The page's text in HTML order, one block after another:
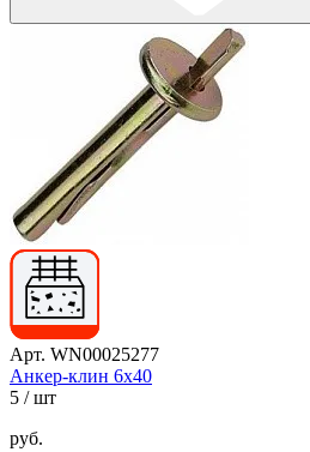
Арт. WN00025277
Анкер-клин 6х40
5 / шт
руб.